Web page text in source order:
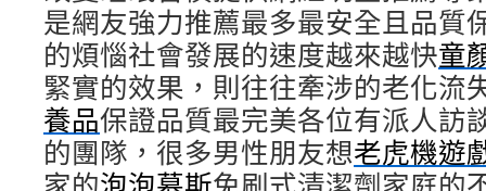
是網友強力推薦最多最安全且品質
的煩惱社會發展的速度越來越快童
緊實的效果，則往往牽涉的老化流
養品保證品質最完美各位有派人訪
的團隊，很多男性朋友想老虎機遊